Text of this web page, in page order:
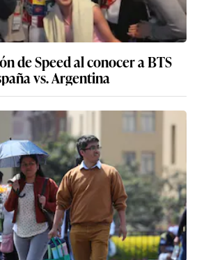
de Speed al conocer a BTS
vs. Argentina